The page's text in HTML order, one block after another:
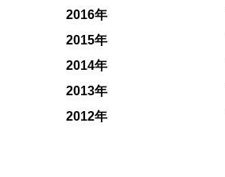
2016年
2015年
2014年
2013年
2012年